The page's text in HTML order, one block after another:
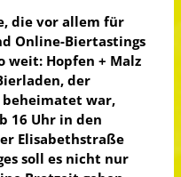
die vor allem für
Online-Biertastings
weit: Hopfen + Malz
der
war,
16 Uhr in den
Elisabethstraße
soll es nicht nur